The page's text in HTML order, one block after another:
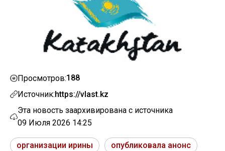
Просмотров:188
Источник:https://vlast.kz
Эта новость заархивирована с источника
09 Июля 2026 14:25
организации ирины опубликовала анонс